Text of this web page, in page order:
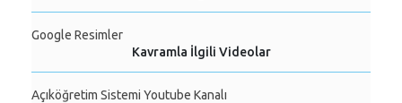
Google Resimler
Kavramla İlgili Videolar
Açıköğretim Sistemi Youtube Kanalı